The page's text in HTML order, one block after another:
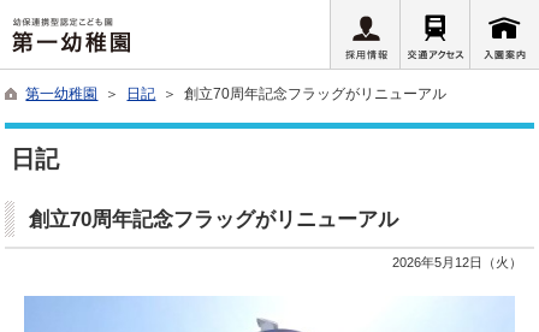
第一幼稚園 ＞ 日記 ＞ 創立70周年記念フラッグがリニューアル
日記
創立70周年記念フラッグがリニューアル
2026年5月12日（火）